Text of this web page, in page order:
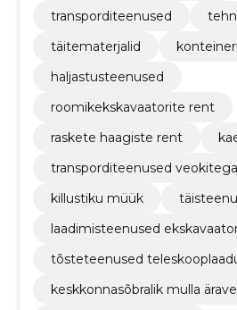
transporditeenused
täitematerjalid
haljastusteenused
roomikekskavaatorite rent
raskete haagiste rent
transporditeenused veokitega
killustiku müük
laadimisteenused
tõsteteenused
keskkonnasõbralik mulla